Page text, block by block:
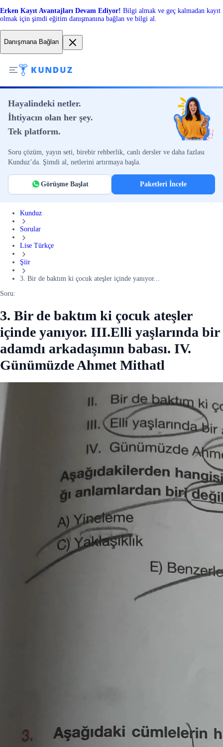
Erken Kayıt Avantajları Devam Ediyor! Bilgi almak ve geç kalmadan kayıt
olmak için şimdi eğitim danışmanına bağlan ve bilgi al.
Danışmana Bağlan
Hayalindeki netler.
İhtiyacın olan her şey.
Tek platform.
Soru çözüm, yayın seti, birebir rehberlik, canlı dersler ve daha fazlası
Kunduz’da. Şimdi al, netlerini artırmaya başla.
Görüşme Başlat Paketleri İncele
Kunduz
Sorular
Lise Türkçe
Şiir
3. Bir de baktım ki çocuk ateşler içinde yanıyor...
Soru:
3. Bir de baktım ki çocuk ateşler
içinde yanıyor. III.Elli yaşlarında bir
adamdı arkadaşımın babası. IV.
Günümüzde Ahmet Mithatl